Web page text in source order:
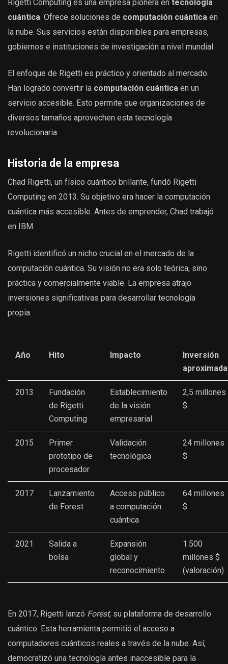
Rigetti Computing es una empresa pionera en tecnología
cuántica. Ofrece soluciones de computación cuántica en
la nube. Sus servicios están disponibles para empresas,
gobiernos e instituciones de investigación a nivel mundial.
El enfoque de Rigetti es práctico y orientado al mercado.
Han logrado convertir la computación cuántica en un
servicio accesible. Esto permite que organizaciones de
diversos tamaños aprovechen esta tecnología
revolucionaria.
Historia de la empresa
Chad Rigetti, un físico cuántico brillante, fundó Rigetti
Computing en 2013. Su objetivo era hacer la computación
cuántica más accesible. Antes de emprender, Chad trabajó
en IBM.
Rigetti identificó un nicho crucial en el mercado de la
computación cuántica. Su visión no era solo teórica, sino
práctica y comercialmente viable. La empresa atrajo
inversiones significativas para desarrollar tecnología
propia.
Año Hito Impacto
Inversión
aproximada
2013
Fundación
de Rigetti
Computing
Establecimiento
de la visión
empresarial
2,5 millones
$
2015
Primer
prototipo de
procesador
Validación
tecnológica
24 millones
$
2017
Lanzamiento
de Forest
Acceso público
a computación
cuántica
64 millones
$
2021
Salida a
bolsa
Expansión
global y
reconocimiento
1.500
millones $
(valoración)
En 2017, Rigetti lanzó Forest, su plataforma de desarrollo
cuántico. Esta herramienta permitió el acceso a
computadores cuánticos reales a través de la nube. Así,
democratizó una tecnología antes inaccesible para la